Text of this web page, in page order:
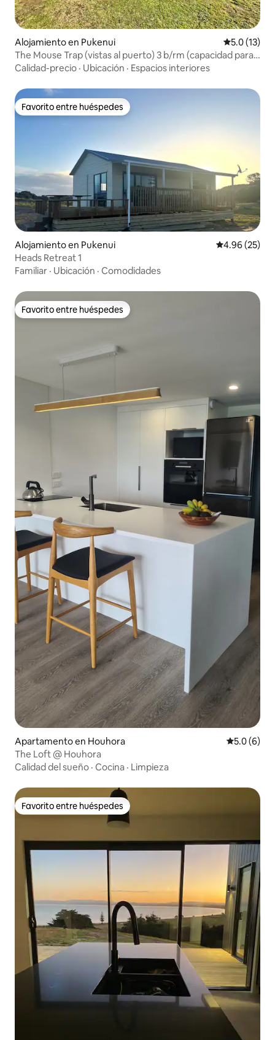
Alojamiento en Pukenui Calificación
5.0 (13)
The Mouse Trap (vistas al puerto) 3 b/rm (capacidad para 7
personas o más)
Calidad-precio · Ubicación · Espacios interiores
Favorito entre huéspedes
Favorito entre huéspedes
Alojamiento en Pukenui Calificación
4.96 (25)
Heads Retreat 1
Familiar · Ubicación · Comodidades
Favorito entre huéspedes
Favorito entre huéspedes
Apartamento en Houhora
5.0 (6)
The Loft @ Houhora
Calidad del sueño · Cocina · Limpieza
Favorito entre huéspedes
Favorito entre huéspedes